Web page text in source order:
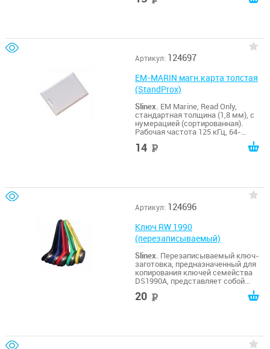
Артикул: 124697
EM-MARIN магн.карта толстая
(StandProx)
Slinex. EM Marine, Read Only,
стандартная толщина (1,8 мм), с
нумерацией (сортированная).
Рабочая частота 125 кГц, 64-
битный код. Размеры: 86*54*1.8мм
14
Артикул: 124696
Ключ RW 1990
(перезаписываемый)
Slinex. Перезаписываемый ключ-
заготовка, предназначенный для
копирования ключей семейства
DS1990A, представляет собой
электронный перезаписываемый
носитель 64-битного
20